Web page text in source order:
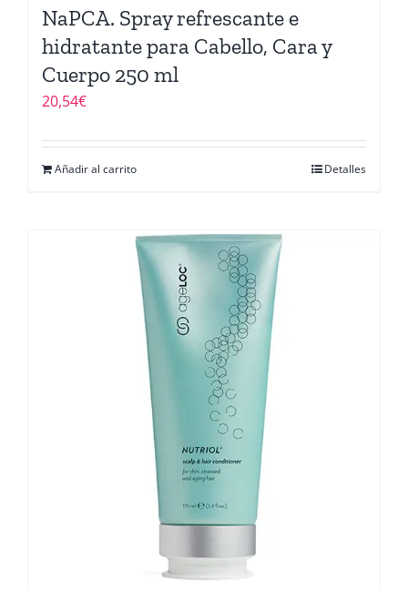
NaPCA. Spray refrescante e
hidratante para Cabello, Cara y
Cuerpo 250 ml
20,54€
Añadir al carrito Detalles